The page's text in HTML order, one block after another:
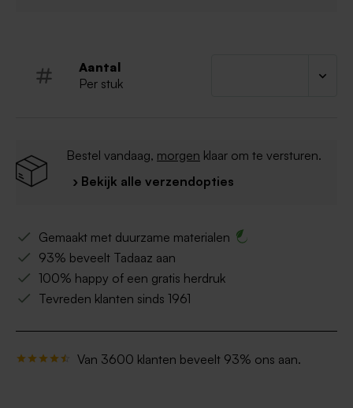
Aantal
Per stuk
Bestel vandaag, morgen klaar om te versturen.
› Bekijk alle verzendopties
Gemaakt met duurzame materialen
93% beveelt Tadaaz aan
100% happy of een gratis herdruk
Tevreden klanten sinds 1961
Van 3600 klanten beveelt 93% ons aan.